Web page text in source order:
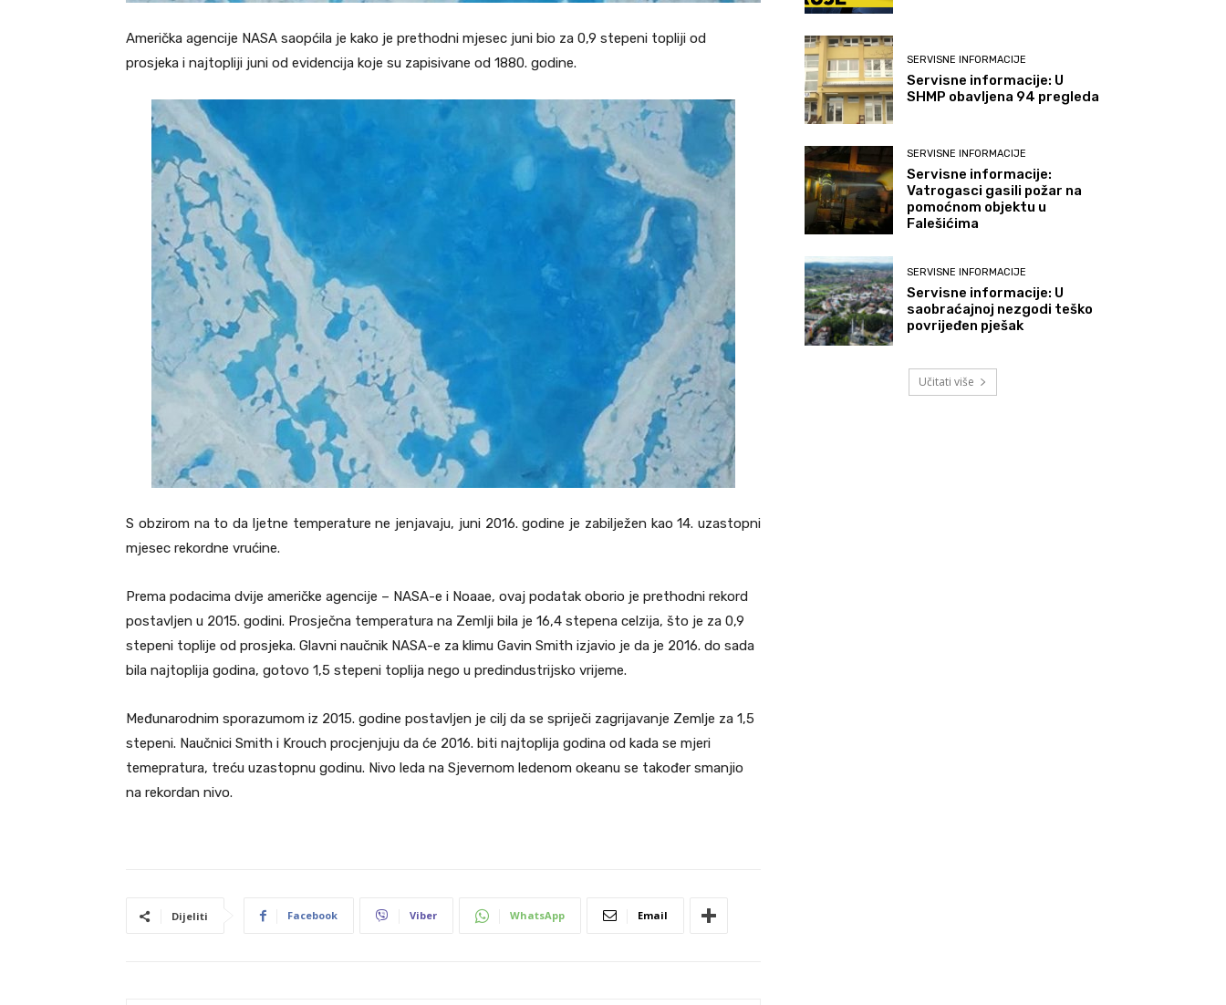
Američka agencije NASA saopćila je kako je prethodni mjesec juni bio za 0,9 stepeni topliji od
prosjeka i najtopliji juni od evidencija koje su zapisivane od 1880. godine.
S obzirom na to da ljetne temperature ne jenjavaju, juni 2016. godine je zabilježen kao 14. uzastopni
mjesec rekordne vrućine.
Prema podacima dvije američke agencije – NASA-e i Noaae, ovaj podatak oborio je prethodni rekord
postavljen u 2015. godini. Prosječna temperatura na Zemlji bila je 16,4 stepena celzija, što je za 0,9
stepeni toplije od prosjeka. Glavni naučnik NASA-e za klimu Gavin Smith izjavio je da je 2016. do sada
bila najtoplija godina, gotovo 1,5 stepeni toplija nego u predindustrijsko vrijeme.
Međunarodnim sporazumom iz 2015. godine postavljen je cilj da se spriječi zagrijavanje Zemlje za 1,5
stepeni. Naučnici Smith i Krouch procjenjuju da će 2016. biti najtoplija godina od kada se mjeri
temepratura, treću uzastopnu godinu. Nivo leda na Sjevernom ledenom okeanu se također smanjio
na rekordan nivo.
Dijeliti Facebook Viber WhatsApp Email
SERVISNE INFORMACIJE
Servisne informacije: U
SHMP obavljena 94 pregleda
SERVISNE INFORMACIJE
Servisne informacije:
Vatrogasci gasili požar na
pomoćnom objektu u
Falešićima
SERVISNE INFORMACIJE
Servisne informacije: U
saobraćajnoj nezgodi teško
povrijeđen pješak
Učitati više